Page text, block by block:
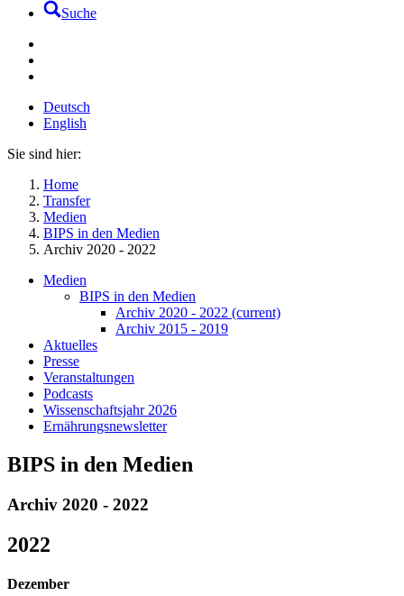
Suche
Deutsch
English
Sie sind hier:
Home
Transfer
Medien
BIPS in den Medien
Archiv 2020 - 2022
Medien
BIPS in den Medien
Archiv 2020 - 2022 (current)
Archiv 2015 - 2019
Aktuelles
Presse
Veranstaltungen
Podcasts
Wissenschaftsjahr 2026
Ernährungsnewsletter
BIPS in den Medien
Archiv 2020 - 2022
2022
Dezember